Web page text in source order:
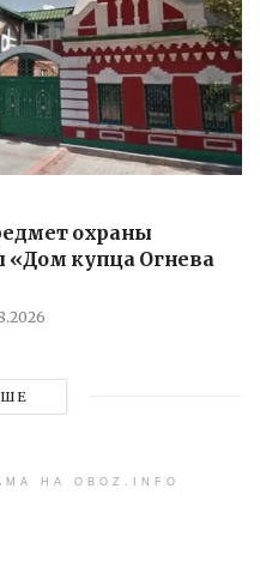
охраны
«Дом купца Огнева
НА OBOZ.INFO